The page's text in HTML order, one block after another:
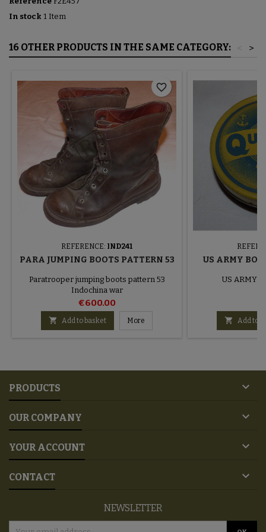
In stock 1 Item
16 OTHER PRODUCTS IN THE SAME CATEGORY: >
<
REFERENCE: IND241
PARA JUMPING BOOTS PATTERN 53
Paratrooper jumping boots pattern 53
Indochina war
€600.00
 Add to basket More
favorite_border
US ARMY
US ARMY
 Add to
PRODUCTS 
OUR COMPANY 
YOUR ACCOUNT 
CONTACT 
NEWSLETTER